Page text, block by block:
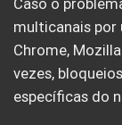
Caso o
multicanais por
Chrome,
vezes,
específicas do